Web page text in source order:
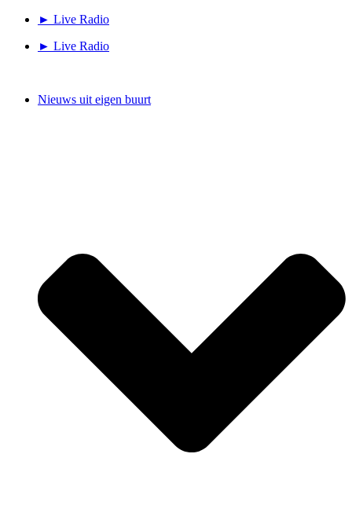
► Live Radio
► Live Radio
Nieuws uit eigen buurt